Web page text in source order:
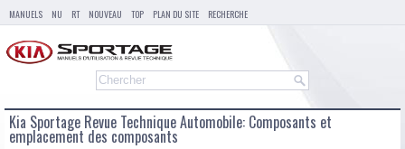
MANUELS NU RT NOUVEAU TOP PLAN DU SITE RECHERCHE
Kia Sportage Revue Technique Automobile: Composants et
emplacement des composants